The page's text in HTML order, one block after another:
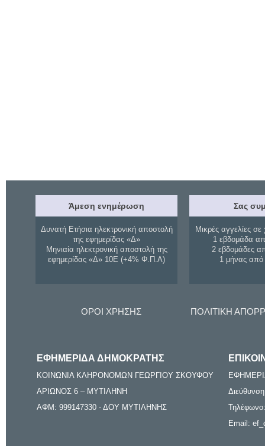
Άμεση ενημέρωση
Δυνατή Ετήσια ηλεκτρονική αποστολή
της εφημερίδας «Δ»
Μηνιαία ηλεκτρονική αποστολή της
εφημερίδας «Δ» 10Ε (+4% Φ.Π.Α)
Σας
Μικρές αγγελίες σε
1 εβδομάδα
2 εβδομάδες
1 μήνας
ΟΡΟΙ ΧΡΗΣΗΣ ΠΟΛΙΤΙΚΗ
ΕΦΗΜΕΡΙΔΑ ΔΗΜΟΚΡΑΤΗΣ
ΚΟΙΝΩΝΙΑ ΚΛΗΡΟΝΟΜΩΝ ΓΕΩΡΓΙΟΥ ΣΚΟΥΦΟΥ
ΑΡΙΩΝΟΣ 6 – ΜΥΤΙΛΗΝΗ
ΑΦΜ: 999147330 - ΔΟΥ ΜΥΤΙΛΗΝΗΣ
Email: